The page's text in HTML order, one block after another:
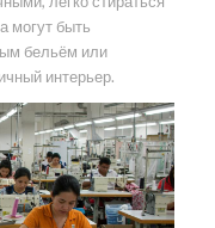
могут быть
бельём или
интерьер.